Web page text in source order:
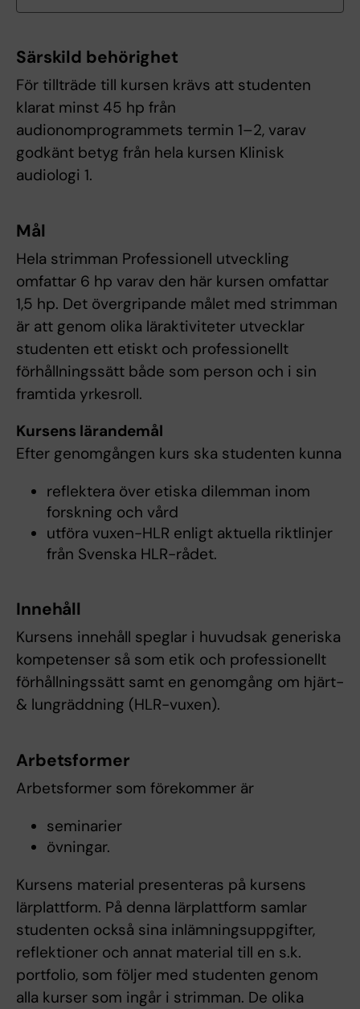
Särskild behörighet
För tillträde till kursen krävs att studenten
klarat minst 45 hp från
audionomprogrammets termin 1–2, varav
godkänt betyg från hela kursen Klinisk
audiologi 1.
Mål
Hela strimman Professionell utveckling
omfattar 6 hp varav den här kursen omfattar
1,5 hp. Det övergripande målet med strimman
är att genom olika läraktiviteter utvecklar
studenten ett etiskt och professionellt
förhållningssätt både som person och i sin
framtida yrkesroll.
Kursens lärandemål
Efter genomgången kurs ska studenten kunna
reflektera över etiska dilemman inom
forskning och vård
utföra vuxen-HLR enligt aktuella riktlinjer
från Svenska HLR-rådet.
Innehåll
Kursens innehåll speglar i huvudsak generiska
kompetenser så som etik och professionellt
förhållningssätt samt en genomgång om hjärt-
& lungräddning (HLR-vuxen).
Arbetsformer
Arbetsformer som förekommer är
seminarier
övningar.
Kursens material presenteras på kursens
lärplattform. På denna lärplattform samlar
studenten också sina inlämningsuppgifter,
reflektioner och annat material till en s.k.
portfolio, som följer med studenten genom
alla kurser som ingår i strimman. De olika